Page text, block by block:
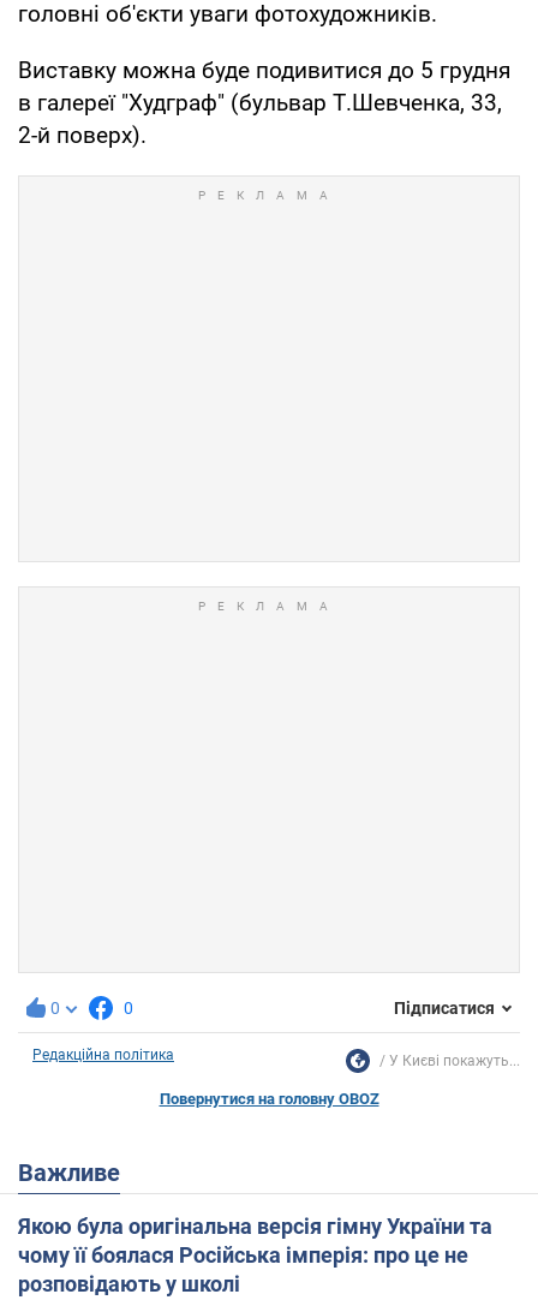
головні об'єкти уваги фотохудожників.
Виставку можна буде подивитися до 5 грудня
в галереї "Худграф" (бульвар Т.Шевченка, 33,
2-й поверх).
0 0 Підписатися
Редакційна політика У Києві покажуть...
Повернутися на головну OBOZ
Важливе
Якою була оригінальна версія гімну України та
чому її боялася Російська імперія: про це не
розповідають у школі